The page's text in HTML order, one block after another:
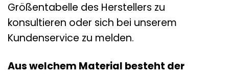
Größentabelle des Herstellers zu
konsultieren oder sich bei unserem
Kundenservice zu melden.
Aus welchem Material besteht der